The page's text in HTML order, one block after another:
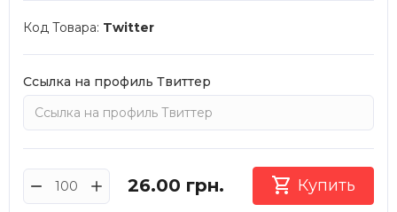
Код Товара: Twitter
Ссылка на профиль Твиттер
26.00 грн.  Купить